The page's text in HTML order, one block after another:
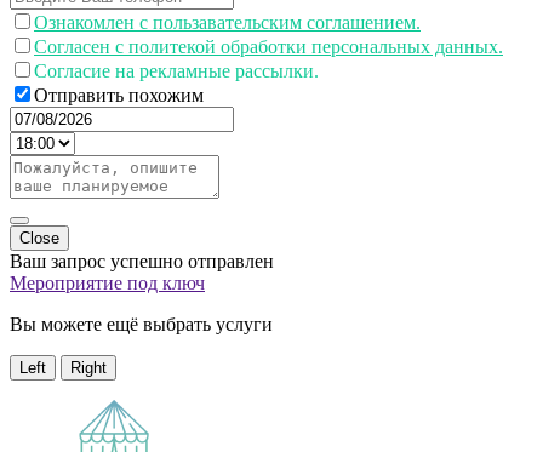
Ознакомлен с пользавательским соглашением.
Согласен с политекой обработки персональных данных.
Согласие на рекламные рассылки.
Отправить похожим
Close
Ваш запрос успешно отправлен
Мероприятие под ключ
Вы можете ещё выбрать услуги
Left Right